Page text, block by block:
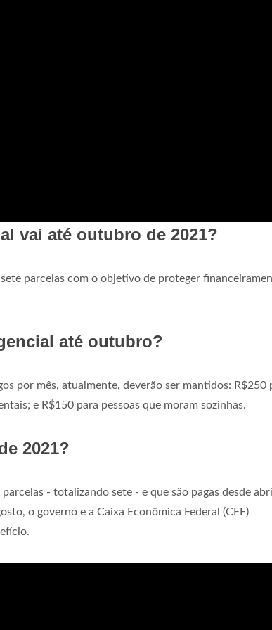
vai até outubro de 2021?
sete parcelas com o objetivo de proteger
até outubro?
por mês, atualmente, deverão ser mantidos: R$250
e R$150 para pessoas que moram sozinhas.
2021?
- totalizando sete - e que são pagas desde
o governo e a Caixa Econômica Federal (CEF)